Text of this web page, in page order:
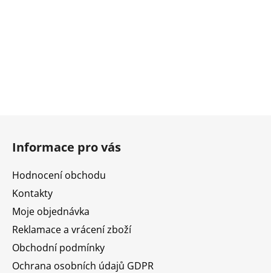
Informace pro vás
Hodnocení obchodu
Kontakty
Moje objednávka
Reklamace a vrácení zboží
Obchodní podmínky
Ochrana osobních údajů GDPR